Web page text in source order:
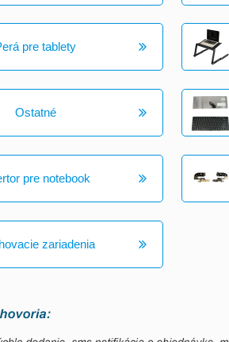
pre tablety
Ostatné
pre notebook
zariadenia